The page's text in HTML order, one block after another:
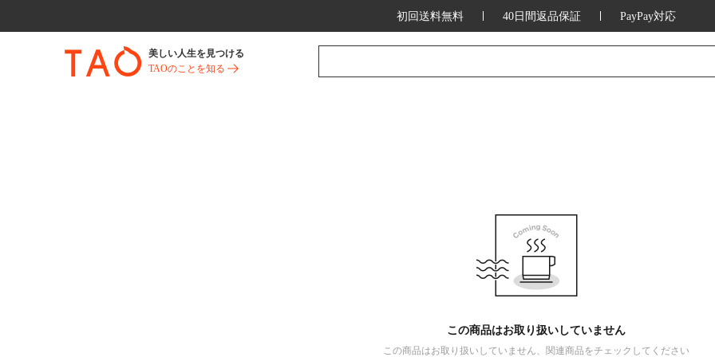
初回送料無料 40日間返品保証 PayPay対応
美しい人生を見つける
TAOのことを知る
この商品はお取り扱いしていません
この商品はお取り扱いしていません、関連商品をチェックしてください